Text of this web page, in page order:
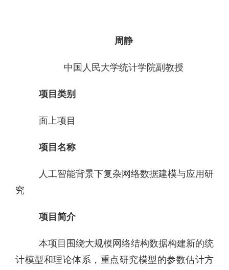
周静
中国人民大学统计学院副教授
项目类别
面上项目
项目名称
人工智能背景下复杂网络数据建模与应用研
究
项目简介
本项目围绕大规模网络结构数据构建新的统
计模型和理论体系，重点研究模型的参数估计方